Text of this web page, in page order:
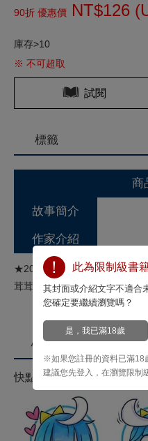
90折 優惠價 NT$126 (
庫存>10
※ 不可超取
試閱
標籤
商
故事簡介
作家介紹
★2022年7月日本動畫開播！
茸茸獸耳BL♡
心情投票
快點來按心情投票拿菁點！
此為限制級書
其封面或介紹文字不適合
您確定要繼續瀏覽嗎？
是，我已滿18歲
※如果您註冊的資料已滿18
建議您先登入，在瀏覽限制